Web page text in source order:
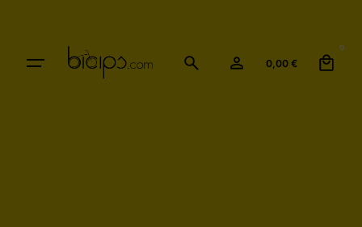
0,00 €
0